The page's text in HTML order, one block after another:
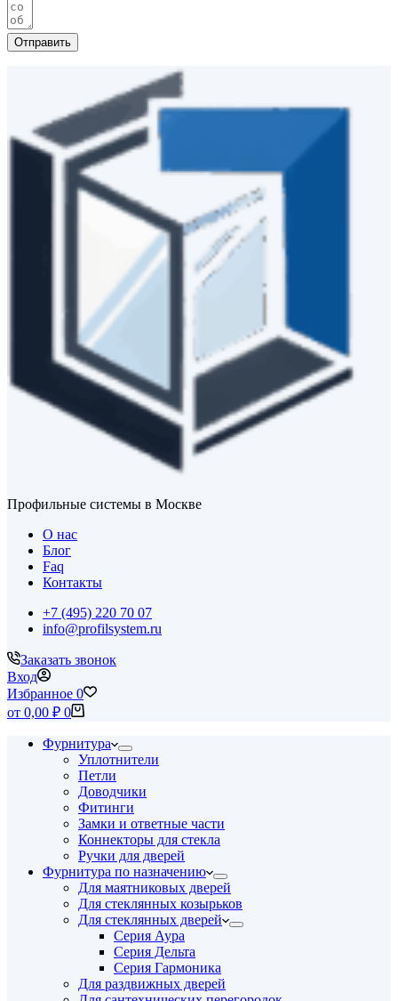
Отправить
Профильные системы в Москве
О нас
Блог
Faq
Контакты
+7 (495) 220 70 07
info@profilsystem.ru
Заказать звонок
Вход
Избранное 0
Корзина
от 0,00 ₽ 0
Фурнитура
Уплотнители
Петли
Доводчики
Фитинги
Замки и ответные части
Коннекторы для стекла
Ручки для дверей
Фурнитура по назначению
Для маятниковых дверей
Для стеклянных козырьков
Для стеклянных дверей
Серия Аура
Серия Дельта
Серия Гармоника
Для раздвижных дверей